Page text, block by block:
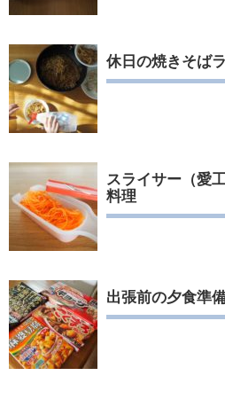
休日の焼きそば
スライサー（愛
料理
出張前の夕食準